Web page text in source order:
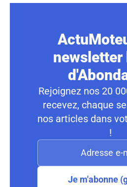
newsletter
Rejoignez nos 20
recevez, chaque
nos articles dans
!
Je m'abonne